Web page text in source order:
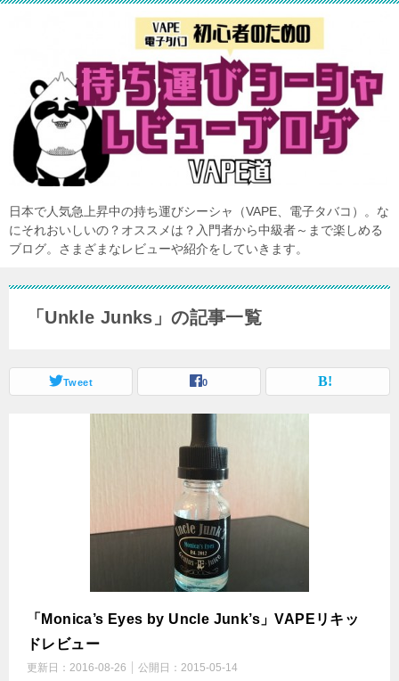
日本で人気急上昇中の持ち運びシーシャ（VAPE、電子タバコ）。な
にそれおいしいの？オススメは？入門者から中級者～まで楽しめる
ブログ。さまざまなレビューや紹介をしていきます。
「Unkle Junks」の記事一覧
Tweet 0
「Monica’s Eyes by Uncle Junk’s」VAPEリキッ
ドレビュー
更新日： 2016-08-26 公開日： 2015-05-14